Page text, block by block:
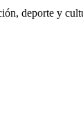
deporte y